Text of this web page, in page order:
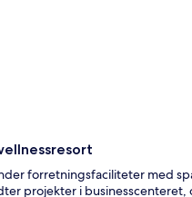
forretningsfaciliteter med
projekter i businesscenteret,